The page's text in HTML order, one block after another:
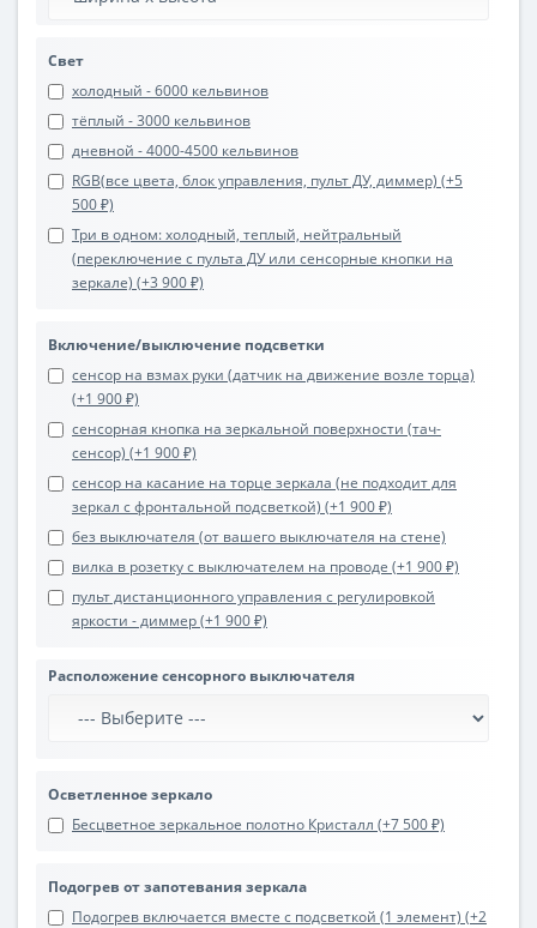
Свет
холодный - 6000 кельвинов
тёплый - 3000 кельвинов
дневной - 4000-4500 кельвинов
RGB(все цвета, блок управления, пульт ДУ, диммер) (+5
500 ₽)
Три в одном: холодный, теплый, нейтральный
(переключение с пульта ДУ или сенсорные кнопки на
зеркале) (+3 900 ₽)
Включение/выключение подсветки
сенсор на взмах руки (датчик на движение возле торца)
(+1 900 ₽)
сенсорная кнопка на зеркальной поверхности (тач-
сенсор) (+1 900 ₽)
сенсор на касание на торце зеркала (не подходит для
зеркал с фронтальной подсветкой) (+1 900 ₽)
без выключателя (от вашего выключателя на стене)
вилка в розетку с выключателем на проводе (+1 900 ₽)
пульт дистанционного управления с регулировкой
яркости - диммер (+1 900 ₽)
Расположение сенсорного выключателя
Осветленное зеркало
Бесцветное зеркальное полотно Кристалл (+7 500 ₽)
Подогрев от запотевания зеркала
Подогрев включается вместе с подсветкой (1 элемент) (+2